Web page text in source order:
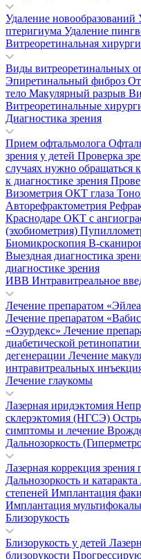
Удаление новообразований
птеригиума Удаление
Витреоретинальная
Виды витреоретинальных
Эпиретинальный фиброз
тело Макулярный разрыв
Витреоретинальные
Диагностика зрения
Прием офтальмолога
зрения у детей Проверка
случаях нужно обращаться
к диагностике зрения
Визометрия ОКТ глаза
Авторефрактометрия
Краснодаре ОКТ с
(эхобиометрия)
Биомикроскопия В-
Выездная диагностика
диагностике зрения
ИВВ Интравитреальное
Лечение препаратом
Лечение препаратом
«Озурдекс» Лечение
диабетической ретинопатии
дегенерации Лечение
интравитреальных
Лечение глаукомы
Лазерная иридэктомия
склерэктомия (НГСЭ)
симптомы и лечение
Дальнозоркость
Лазерная коррекция зрения
Дальнозоркость и катаракта
степеней Имплантация
Имплантация
Близорукость
Близорукость у детей
близорукости